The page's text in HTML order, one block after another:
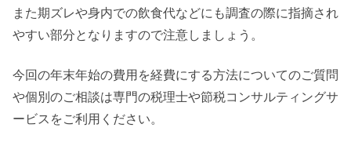
また期ズレや身内での飲食代などにも調査の際に指摘され
やすい部分となりますので注意しましょう。
今回の年末年始の費用を経費にする方法についてのご質問
や個別のご相談は専門の税理士や節税コンサルティングサ
ービスをご利用ください。